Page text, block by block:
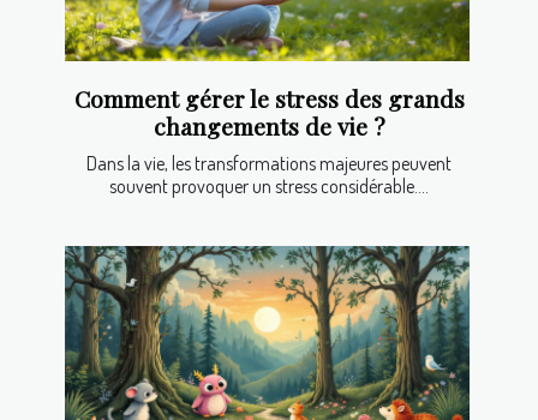
Comment gérer le stress des grands
changements de vie ?
Dans la vie, les transformations majeures peuvent
souvent provoquer un stress considérable....